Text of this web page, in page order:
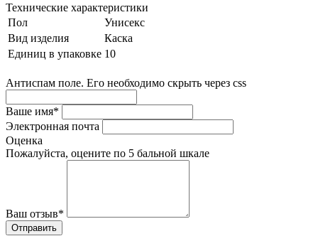
Технические характеристики
Пол
Унисекс
Вид изделия
Каска
Единиц в упаковке 10
Антиспам поле. Его необходимо скрыть через css
Ваше имя*
Электронная почта
Оценка
Пожалуйста, оцените по 5 бальной шкале
Ваш отзыв*